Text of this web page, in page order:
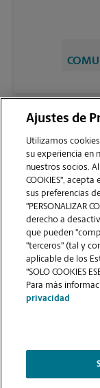
VER
Copyright © 1994-
titularidad y la gestión
requisitos deben
The UPS Store | Aviso
Ajustes de
Utilizamos
su experiencia en
nuestros socios. Al
COOKIES",
sus preferencias
"PERSONALIZAR
derecho a
que pueden
"terceros" (tal y
aplicable de los
"SOLO COOKIES
Para más
privacidad